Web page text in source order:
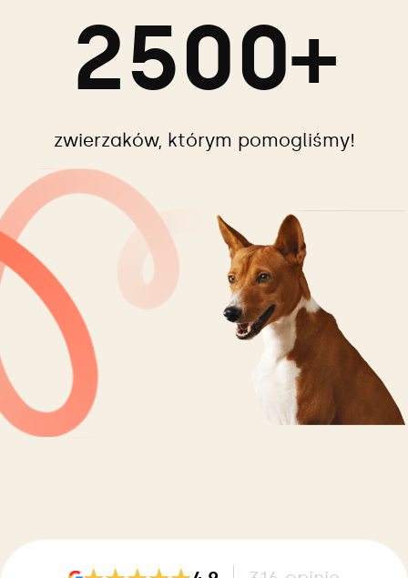
2500+
zwierzaków, którym pomogliśmy!